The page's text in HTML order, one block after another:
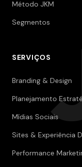
Método JKM
Segmentos
SERVIÇOS
Branding & Design
Planejamento
Mídias Sociais
Sites & Experiência
Performance